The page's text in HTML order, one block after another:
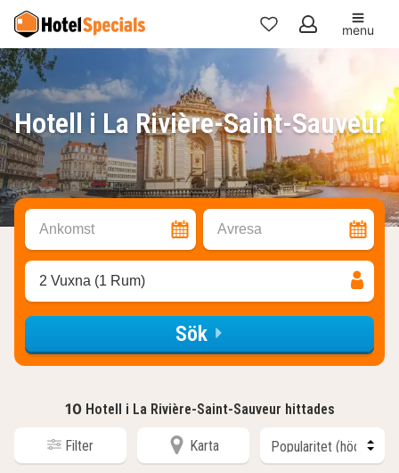
Mina
favoriter
menu
Hotell i La Rivière-Saint-Sauveur
Ankomst Avresa
2 Vuxna (1 Rum)
Sök
10 Hotell i La Rivière-Saint-Sauveur hittades
Filter Karta